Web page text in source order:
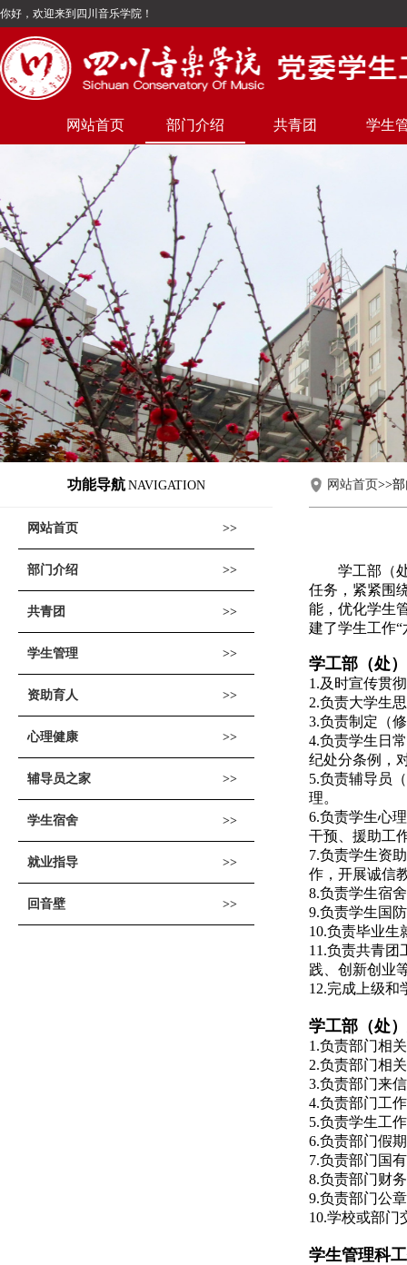
你好，欢迎来到四川音乐学院！
网站首页 部门介绍 共青团 学生
功能导航 NAVIGATION
网站首页
部门介绍
共青团
学生管理
资助育人
心理健康
辅导员之家
学生宿舍
就业指导
回音壁
网站首页>>
学工部（
任务，紧紧围
能，优化学生
建了学生工作“
学工部（处
1.及时宣传贯
2.负责大学生
3.负责制定（
4.负责学生日
纪处分条例，
5.负责辅导员
理。
6.负责学生心
干预、援助工
7.负责学生资
作，开展诚信
8.负责学生宿
9.负责学生国
10.负责毕业生
11.负责共青团
践、创新创业
12.完成上级和
学工部（处
1.负责部门相
2.负责部门相
3.负责部门来
4.负责部门工
5.负责学生工
6.负责部门假
7.负责部门国
8.负责部门财
9.负责部门公
10.学校或部门
学生管理科